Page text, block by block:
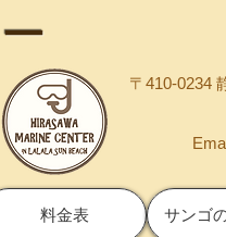
ー
〒410-0234
料金表 サンゴ